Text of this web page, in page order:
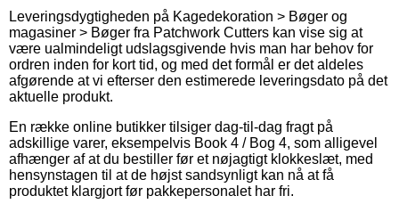
Leveringsdygtigheden på Kagedekoration > Bøger og
magasiner > Bøger fra Patchwork Cutters kan vise sig at
være ualmindeligt udslagsgivende hvis man har behov for
ordren inden for kort tid, og med det formål er det aldeles
afgørende at vi efterser den estimerede leveringsdato på det
aktuelle produkt.
En række online butikker tilsiger dag-til-dag fragt på
adskillige varer, eksempelvis Book 4 / Bog 4, som alligevel
afhænger af at du bestiller før et nøjagtigt klokkeslæt, med
hensynstagen til at de højst sandsynligt kan nå at få
produktet klargjort før pakkepersonalet har fri.